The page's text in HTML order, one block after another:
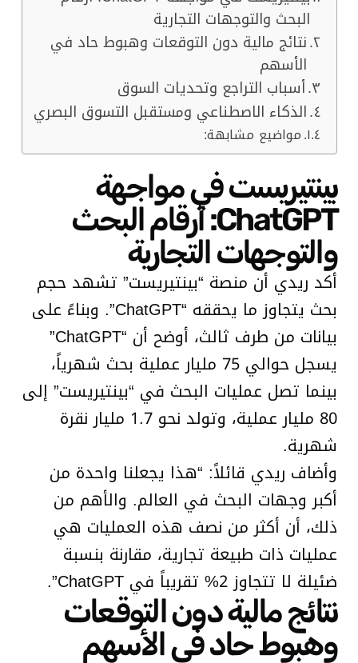
البحث والتوجهات التجارية
نتائج مالية دون التوقعات وهبوط حاد في
الأسهم
أسباب التراجع وتحديات السوق
الذكاء الاصطناعي ومستقبل التسوق البصري
مواضيع مشابهة:
بينتيريست في مواجهة
ChatGPT: أرقام البحث
والتوجهات التجارية
أكد ريدي أن منصة “بينتيريست” تشهد حجم
بحث يتجاوز ما يحققه “ChatGPT”. وبناءً على
بيانات من طرف ثالث، أوضح أن “ChatGPT”
يسجل حوالي 75 مليار عملية بحث شهرياً،
بينما تصل عمليات البحث في “بينتيريست” إلى
80 مليار عملية، وتولد نحو 1.7 مليار نقرة
شهرية.
وأضاف ريدي قائلاً: “هذا يجعلنا واحدة من
أكبر وجهات البحث في العالم. والأهم من
ذلك، أن أكثر من نصف هذه العمليات هي
عمليات ذات طبيعة تجارية، مقارنة بنسبة
ضئيلة لا تتجاوز 2% تقريباً في ChatGPT”.
نتائج مالية دون التوقعات
وهبوط حاد في الأسهم